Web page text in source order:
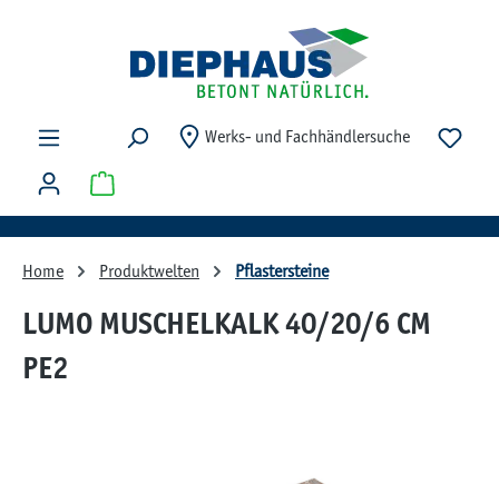
Werks- und Fachhändlersuche Du
Warenkorb enthält 0 Positionen. Der Gesamtwert
Home Produktwelten Pflastersteine
LUMO MUSCHELKALK 40/20/6 CM
PE2